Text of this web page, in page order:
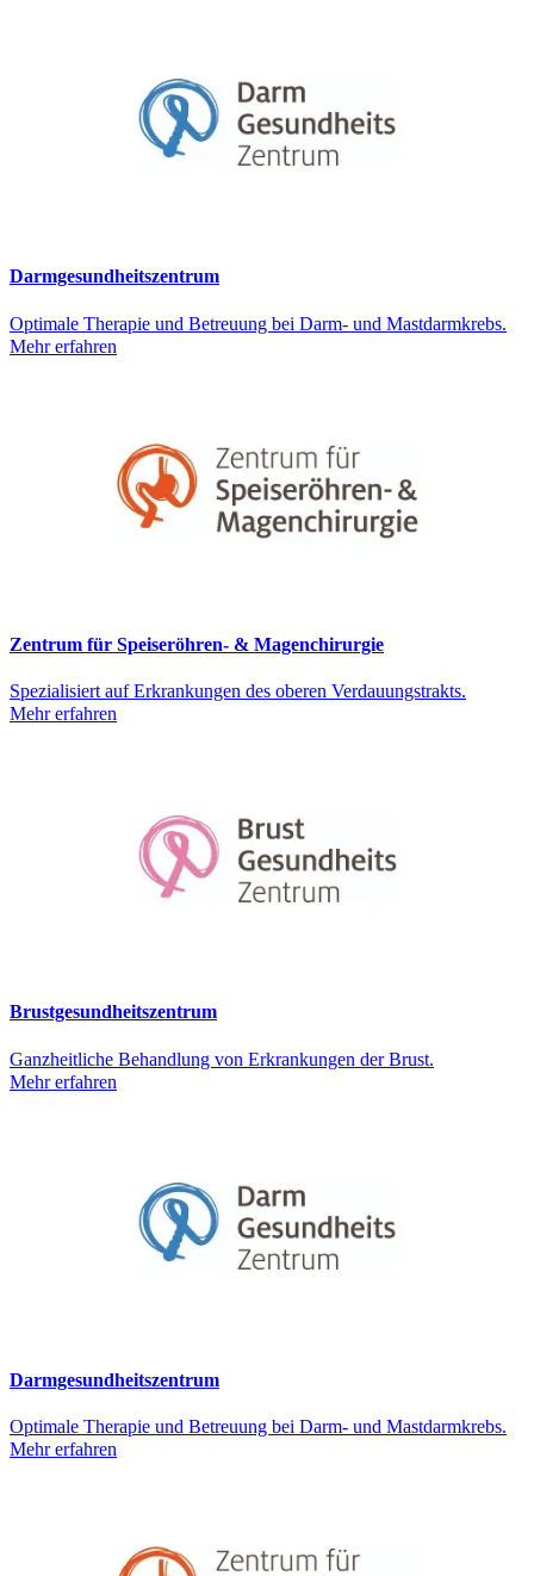
Darmgesundheitszentrum
Optimale Therapie und Betreuung bei Darm- und Mastdarmkrebs.
Mehr erfahren
Zentrum für Speiseröhren- & Magenchirurgie
Spezialisiert auf Erkrankungen des oberen Verdauungstrakts.
Mehr erfahren
Brustgesundheitszentrum
Ganzheitliche Behandlung von Erkrankungen der Brust.
Mehr erfahren
Darmgesundheitszentrum
Optimale Therapie und Betreuung bei Darm- und Mastdarmkrebs.
Mehr erfahren